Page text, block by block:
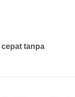
cepat tanpa